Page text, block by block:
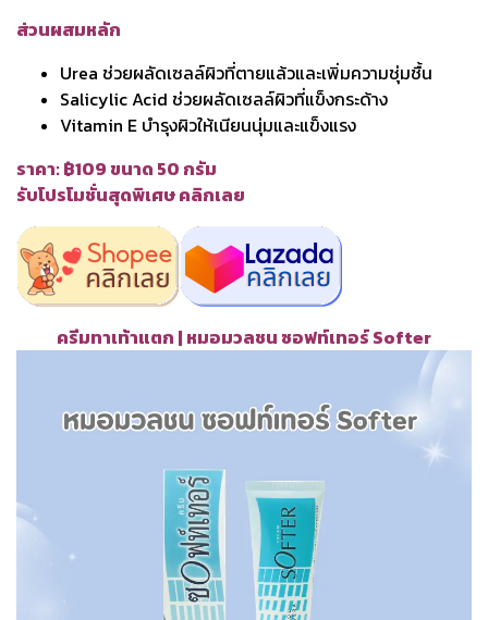
ส่วนผสมหลัก
Urea ช่วยผลัดเซลล์ผิวที่ตายแล้วและเพิ่มความชุ่มชื้น
Salicylic Acid ช่วยผลัดเซลล์ผิวที่แข็งกระด้าง
Vitamin E บำรุงผิวให้เนียนนุ่มและแข็งแรง
ราคา: ฿109 ขนาด 50 กรัม
รับโปรโมชั่นสุดพิเศษ คลิกเลย
ครีมทาเท้าแตก | หมอมวลชน ซอฟท์เทอร์ Softer